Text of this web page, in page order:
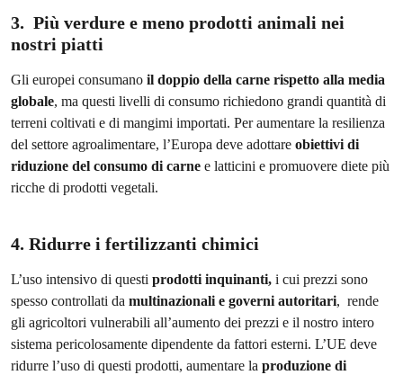
3. Più verdure e meno prodotti animali nei
nostri piatti
Gli europei consumano il doppio della carne rispetto alla media
globale, ma questi livelli di consumo richiedono grandi quantità di
terreni coltivati e di mangimi importati. Per aumentare la resilienza
del settore agroalimentare, l’Europa deve adottare obiettivi di
riduzione del consumo di carne e latticini e promuovere diete più
ricche di prodotti vegetali.
4. Ridurre i fertilizzanti chimici
L’uso intensivo di questi prodotti inquinanti, i cui prezzi sono
spesso controllati da multinazionali e governi autoritari, rende
gli agricoltori vulnerabili all’aumento dei prezzi e il nostro intero
sistema pericolosamente dipendente da fattori esterni. L’UE deve
ridurre l’uso di questi prodotti, aumentare la produzione di